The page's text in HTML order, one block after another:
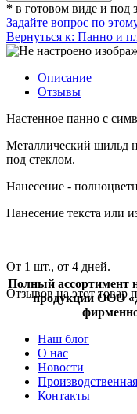
* в готовом виде и под
Задайте вопрос по
Вернуться к: Панно и
Описание
Отзывы
Настенное панно с
Металлический шильд
под стеклом.
Нанесение -
Нанесение текста или
От 1 шт., от 4 дней.
Отзывов на этот товар
Полный ассортимент
продукции ООО
Наш блог
О нас
Новости
Контакты